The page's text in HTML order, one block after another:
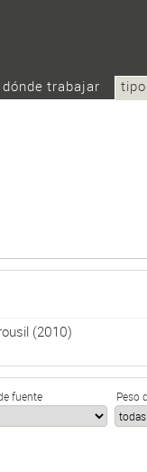
dónde trabajar
(2010)
fuente Peso